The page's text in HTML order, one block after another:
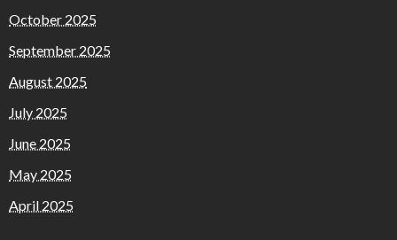
October 2025
September 2025
August 2025
July 2025
June 2025
May 2025
April 2025